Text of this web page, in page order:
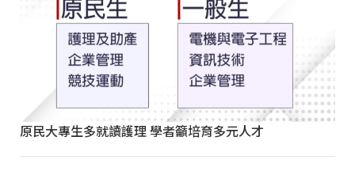
原民大專生多就讀護理 學者籲培育多元人才